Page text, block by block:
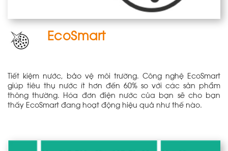
EcoSmart
Tiết kiệm nước, bảo vệ môi trường. Công nghệ EcoSmart
giúp tiêu thụ nước ít hơn đến 60% so với các sản phẩm
thông thường. Hóa đơn điện nước của bạn sẽ cho bạn
thấy EcoSmart đang hoạt động hiệu quả như thế nào.